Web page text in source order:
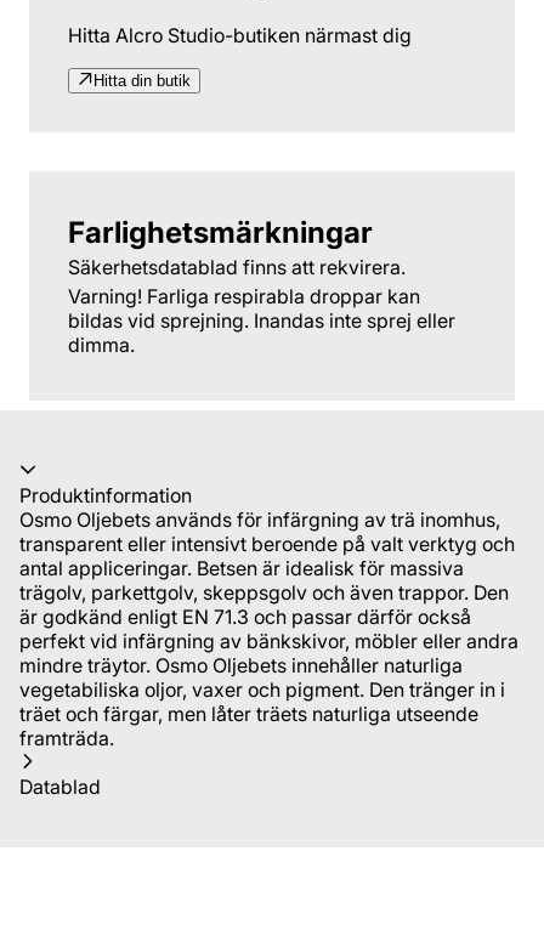
Hitta Alcro Studio-butiken närmast dig
Hitta din butik
Farlighetsmärkningar
Säkerhetsdatablad finns att rekvirera.
Varning! Farliga respirabla droppar kan
bildas vid sprejning. Inandas inte sprej eller
dimma.
Produktinformation
Osmo Oljebets används för infärgning av trä inomhus,
transparent eller intensivt beroende på valt verktyg och
antal appliceringar. Betsen är idealisk för massiva
trägolv, parkettgolv, skeppsgolv och även trappor. Den
är godkänd enligt EN 71.3 och passar därför också
perfekt vid infärgning av bänkskivor, möbler eller andra
mindre träytor. Osmo Oljebets innehåller naturliga
vegetabiliska oljor, vaxer och pigment. Den tränger in i
träet och färgar, men låter träets naturliga utseende
framträda.
Datablad